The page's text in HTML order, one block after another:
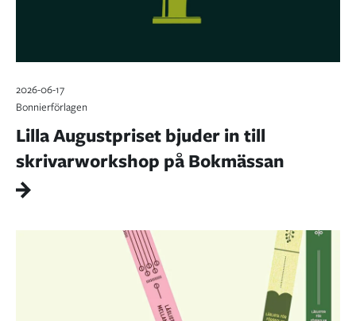
2026-06-17
Bonnierförlagen
Lilla Augustpriset bjuder in till
skrivarworkshop på Bokmässan